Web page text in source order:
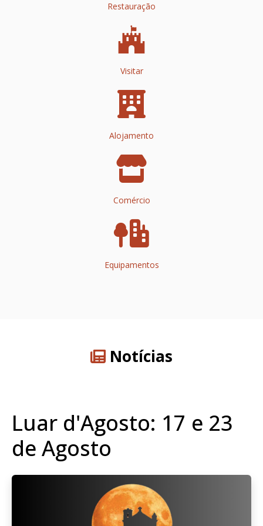
Restauração
Visitar
Alojamento
Comércio
Equipamentos
Notícias
Luar d'Agosto: 17 e 23
de Agosto